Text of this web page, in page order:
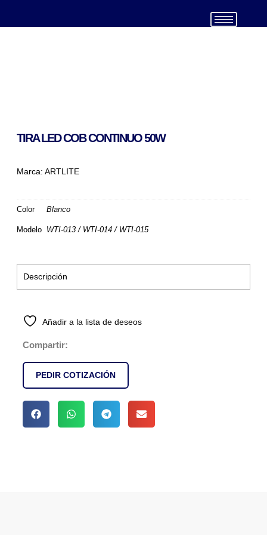
TIRA LED COB CONTINUO 50W
Marca: ARTLITE
Color Blanco
Modelo WTI-013 / WTI-014 / WTI-015
Descripción
Compartir:
Añadir a la lista de deseos
PEDIR COTIZACIÓN